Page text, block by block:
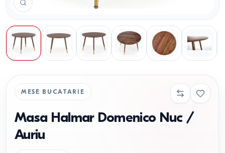
MESE BUCATARIE
Masa Halmar Domenico Nuc /
Auriu